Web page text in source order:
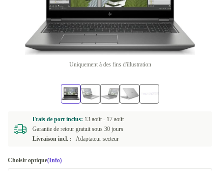
Uniquement à des fins d'illustration
Frais de port inclus: 13 août - 17 août
Garantie de retour gratuit sous 30 jours
Livraison incl. :
Adaptateur secteur
Choisir optique(Info)